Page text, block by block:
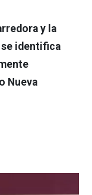
y la
identifica
Nueva